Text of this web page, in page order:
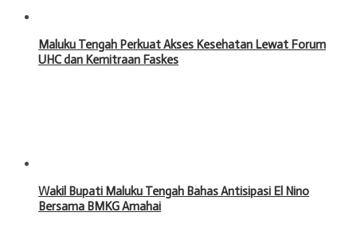
Maluku Tengah Perkuat Akses Kesehatan Lewat Forum
UHC dan Kemitraan Faskes
Wakil Bupati Maluku Tengah Bahas Antisipasi El Nino
Bersama BMKG Amahai